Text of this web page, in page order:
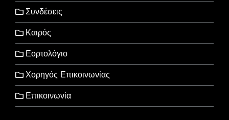
Συνδέσεις
Καιρός
Εορτολόγιο
Χορηγός Επικοινωνίας
Επικοινωνία